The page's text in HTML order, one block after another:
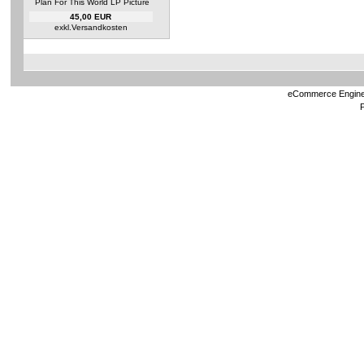
Plan For This World LP Picture
45,00 EUR
exkl. Versandkosten
eCommerce